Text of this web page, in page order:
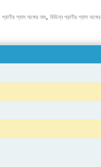
প্রাণীর শ্বাস অঙ্গের নাম, বিভিন্ন প্রাণীর শ্বাস অঙ্গের